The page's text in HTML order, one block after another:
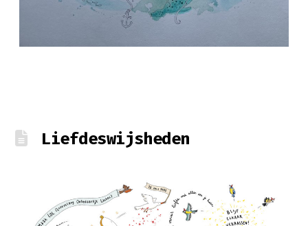
Liefdeswijsheden